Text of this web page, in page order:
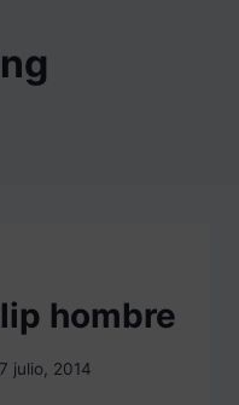
hombre
julio, 2014